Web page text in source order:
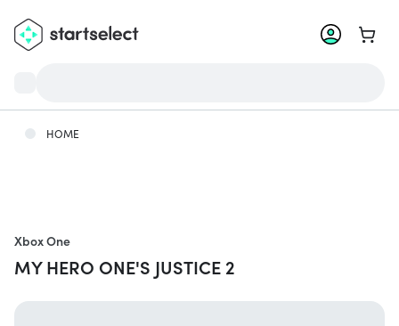
Vai
HOME
Xbox One
MY HERO ONE'S JUSTICE 2